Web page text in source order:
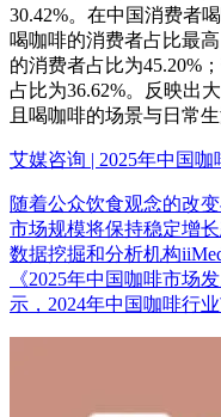
30.42%。在中国消费者
喝咖啡的消费者占比最
的消费者占比为45.20%
占比为36.62%。反映出
且喝咖啡的场景与日常
艾媒咨询 | 2025年中国
随着公众饮食观念的改
市场规模将保持稳定增
数据挖掘和分析机构
《2025年中国咖啡市场
示，2024年中国咖啡行